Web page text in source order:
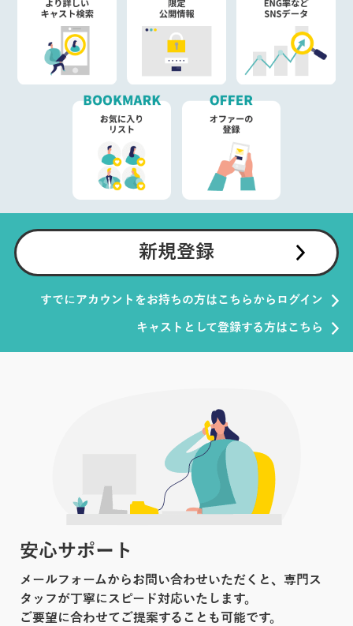
新規登録
すでにアカウントをお持ちの方はこちらからログイン
キャストとして登録する方はこちら
安心サポート
メールフォームからお問い合わせいただくと、専門ス
タッフが丁寧にスピード対応いたします。
ご要望に合わせてご提案することも可能です。